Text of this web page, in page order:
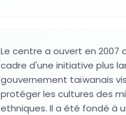
Le centre a ouvert en 2007
cadre d'une initiative plus
gouvernement taïwanais
protéger les cultures des
ethniques. Il a été fondé à